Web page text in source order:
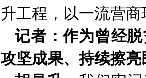
升工程，以一流营
记者：作为曾经
攻坚成果、持续擦